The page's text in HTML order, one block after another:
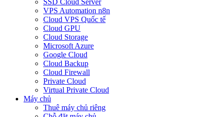
SSD Cloud Server
VPS Automation n8n
Cloud VPS Quốc tế
Cloud GPU
Cloud Storage
Microsoft Azure
Google Cloud
Cloud Backup
Cloud Firewall
Private Cloud
Virtual Private Cloud
Máy chủ
Thuê máy chủ riêng